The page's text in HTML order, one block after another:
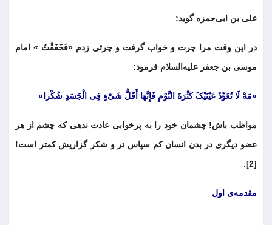
علی بن ابی‌حمزه گوید:
در این وقت مرا چرت و خواب گرفت و چرتی زدم «فَخَفَقْتُ » امام
موسی بن جعفر علیه‌السلام فرمود:
«مَهْ لَا تُعَوِّدْ عَیْنَیْکَ کَثْرَةَ النَّوْمِ فَإِنَّهَا أَقَلُّ شَیْ‌ءٍ فِی الْجَسَدِ شُکْرا»
مواظب باش! چشمان خود را به پرخوابی عادت ندهی که چشم از هر
عضو دیگری در بدن انسان کم سپاس تر و شکر گزاریش کمتر است!
[2].
مقدمه‌ی اول